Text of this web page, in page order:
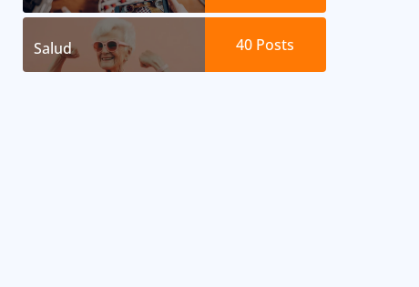
Salud 40 Posts